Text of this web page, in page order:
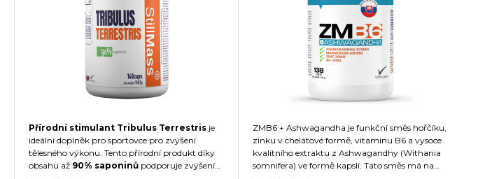
Přírodní stimulant Tribulus Terrestris je
ideální doplněk pro sportovce pro zvýšení
tělesného výkonu. Tento přírodní produkt díky
obsahu až 90% saponinů podporuje zvýšení
ZMB6 + Ashwagandha je funkční směs hořčíku,
zinku v chelátové formě, vitamínu B6 a vysoce
kvalitního extraktu z Ashwagandhy (Withania
somnifera) ve formě kapslí. Tato směs má na